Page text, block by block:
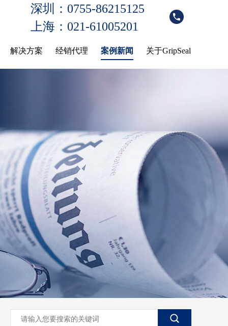
深圳：0755-86215125
上海：021-61005201
解决方案 经销代理 案例新闻 关于GripSeal